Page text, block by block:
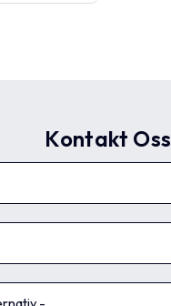
Kontakt Oss